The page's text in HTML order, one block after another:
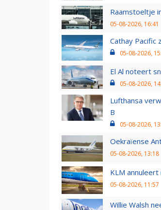
Raamstoeltje
05-08-2026, 16:41
Cathay Pacific
05-08-2026,
El Al noteert
05-08-2026,
Lufthansa
B
05-08-2026,
Oekraïense
05-08-2026, 13:18
KLM
05-08-2026, 11:57
Willie Walsh